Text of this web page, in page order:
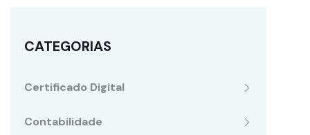
CATEGORIAS
Certificado Digital
Contabilidade